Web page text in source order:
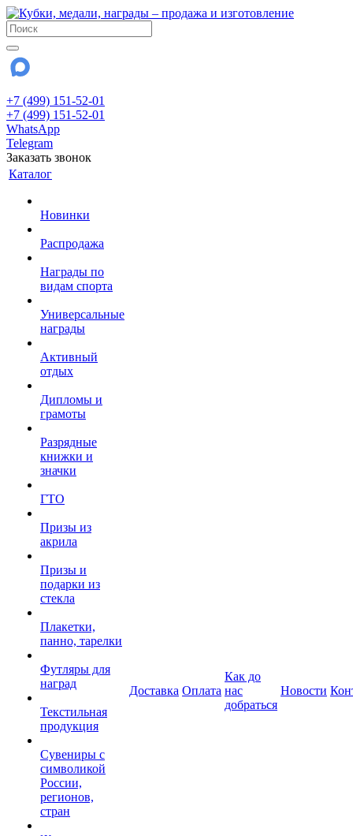
+7 (499) 151-52-01
+7 (499) 151-52-01
WhatsApp
Telegram
Заказать звонок
Каталог
Новинки
Распродажа
Награды по
видам спорта
Универсальные
награды
Активный
отдых
Дипломы и
грамоты
Разрядные
книжки и
значки
ГТО
Призы из
акрила
Призы и
подарки из
стекла
Плакетки,
панно, тарелки
Футляры для
наград
Текстильная
продукция
Сувениры с
символикой
России,
регионов,
стран
Доставка Оплата
Как до
нас
добраться
Новости